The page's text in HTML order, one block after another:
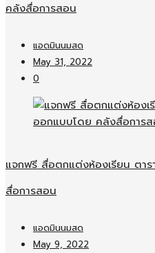
คลังสื่อการสอน
แอดมินนมสด
May 31, 2022
0
แจกฟรี สื่อตกแต่งห้องเรียน ตาร
สื่อการสอน
แอดมินนมสด
May 9, 2022